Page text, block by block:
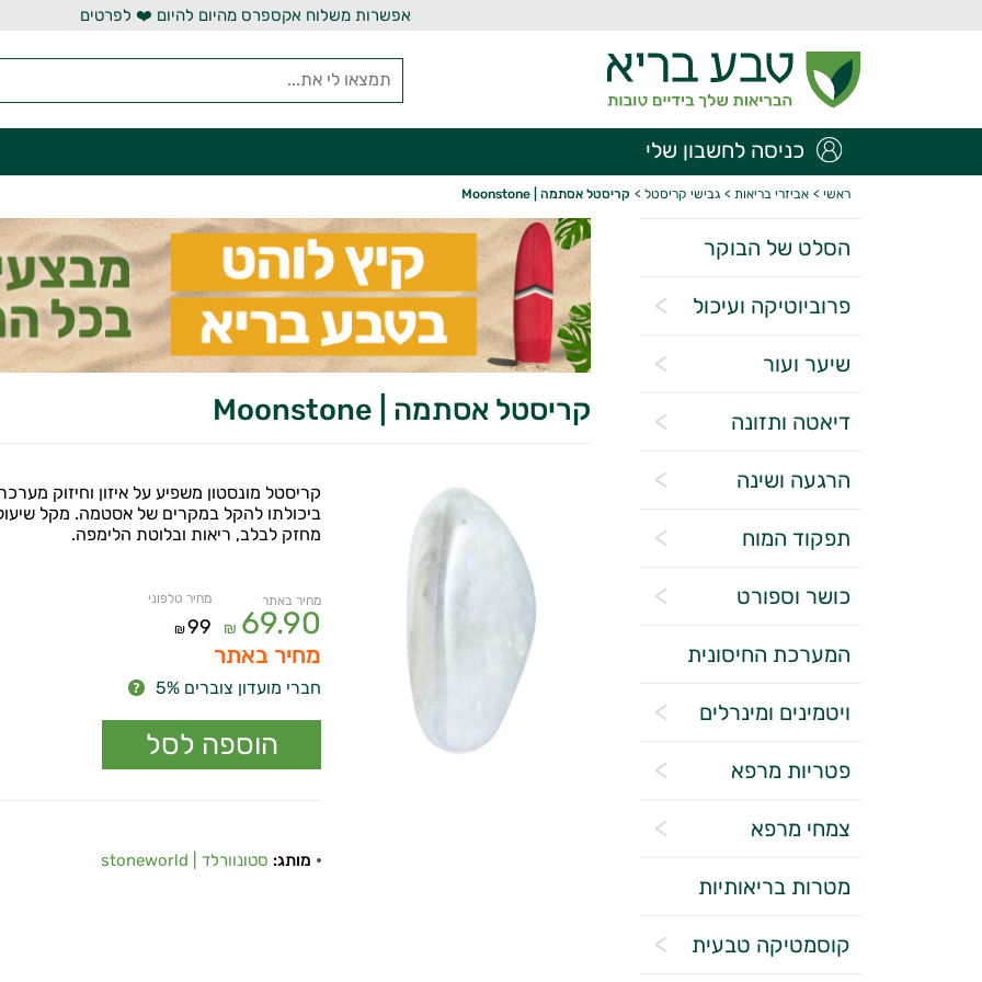
אפשרות משלוח אקספרס מהיום להיום ❤️ לפרטים
כניסה לחשבון שלי
ראשי > אביזרי בריאות > גבישי קריסטל > קריסטל אסתמה | Moonstone
הסלט של הבוקר
פרוביוטיקה ועיכול
שיער ועור
דיאטה ותזונה
הרגעה ושינה
תפקוד המוח
כושר וספורט
המערכת החיסונית
ויטמינים ומינרלים
פטריות מרפא
צמחי מרפא
מטרות בריאותיות
קוסמטיקה טבעית
קריסטל אסתמה | Moonstone
קריסטל מונסטון משפיע על איזון וחיזוק
ביכולתו להקל במקרים של אסטמה. מקל
מחזק לבלב, ריאות ובלוטת הלימפה.
מחיר באתר
69.90
₪
מחיר טלפוני
99
₪
מחיר באתר
חברי מועדון צוברים 5%
מותג: סטונוורלד | stoneworld